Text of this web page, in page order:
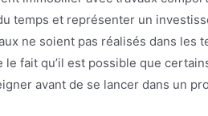
temps et représenter un
ne soient pas réalisés dans les
fait qu’il est possible que
avant de se lancer dans un